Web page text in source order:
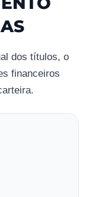
dos títulos, o
financeiros